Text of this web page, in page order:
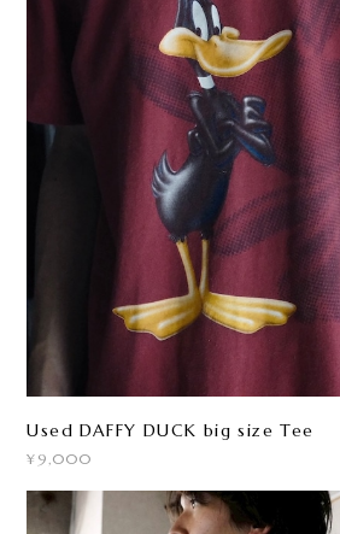
Used DAFFY DUCK big size Tee
¥9,000